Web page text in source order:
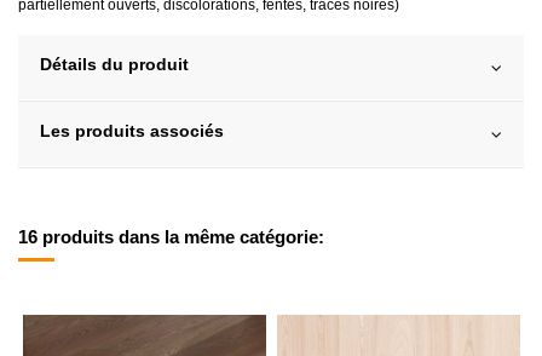
partiellement ouverts, discolorations, fentes, traces noires)
Détails du produit
Les produits associés
16 produits dans la même catégorie: